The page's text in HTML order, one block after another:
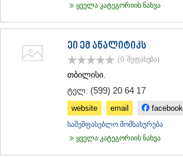
ყველა კატეგორიის ნახვა
ეი ემ ანალიტიკს
(0 შეფასება)
თბილისი.
ტელ: (599) 20 64 17
website email facebook
საშემფასებლო მომსახურება
ყველა კატეგორიის ნახვა